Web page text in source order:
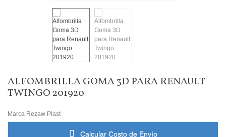
ALFOMBRILLA GOMA 3D PARA RENAULT
TWINGO 201920
Marca Rezaw Plast
Calcular Costo de Envío